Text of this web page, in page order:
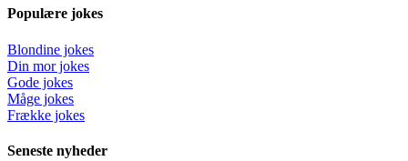
Populære jokes
Blondine jokes
Din mor jokes
Gode jokes
Måge jokes
Frække jokes
Seneste nyheder